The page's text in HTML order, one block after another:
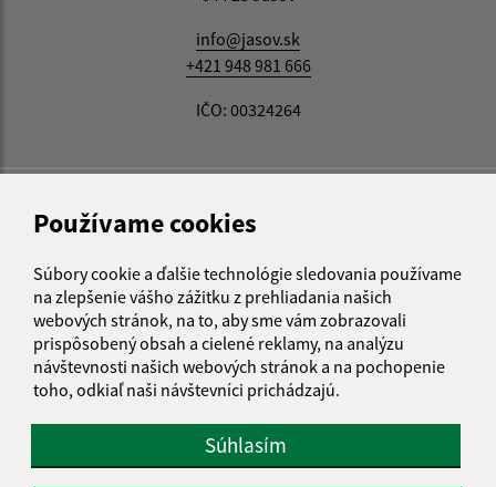
Používame cookies
Súbory cookie a ďalšie technológie sledovania používame
na zlepšenie vášho zážitku z prehliadania našich
webových stránok, na to, aby sme vám zobrazovali
prispôsobený obsah a cielené reklamy, na analýzu
návštevnosti našich webových stránok a na pochopenie
toho, odkiaľ naši návštevníci prichádzajú.
Súhlasím
info@jasov.sk
+421 948 981 666
IČO: 00324264